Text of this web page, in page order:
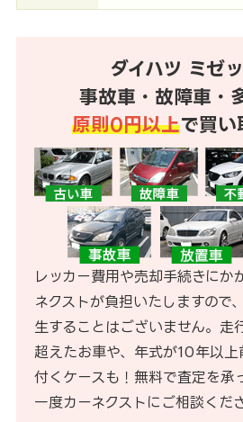
ダイハツ ミゼ
事故車・故障車・
原則0円以上で買い
レッカー費用や売却手続きにか
ネクストが負担いたしますので
生することはございません。
超えたお車や、年式が10年以
付くケースも！無料で査定を承
一度カーネクストにご相談くだ